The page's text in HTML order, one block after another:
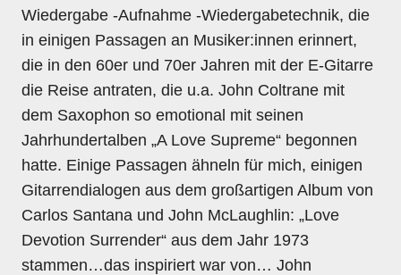
Wiedergabe -Aufnahme -Wiedergabetechnik, die
in einigen Passagen an Musiker:innen erinnert,
die in den 60er und 70er Jahren mit der E-Gitarre
die Reise antraten, die u.a. John Coltrane mit
dem Saxophon so emotional mit seinen
Jahrhundertalben „A Love Supreme“ begonnen
hatte. Einige Passagen ähneln für mich, einigen
Gitarrendialogen aus dem großartigen Album von
Carlos Santana und John McLaughlin: „Love
Devotion Surrender“ aus dem Jahr 1973
stammen…das inspiriert war von… John